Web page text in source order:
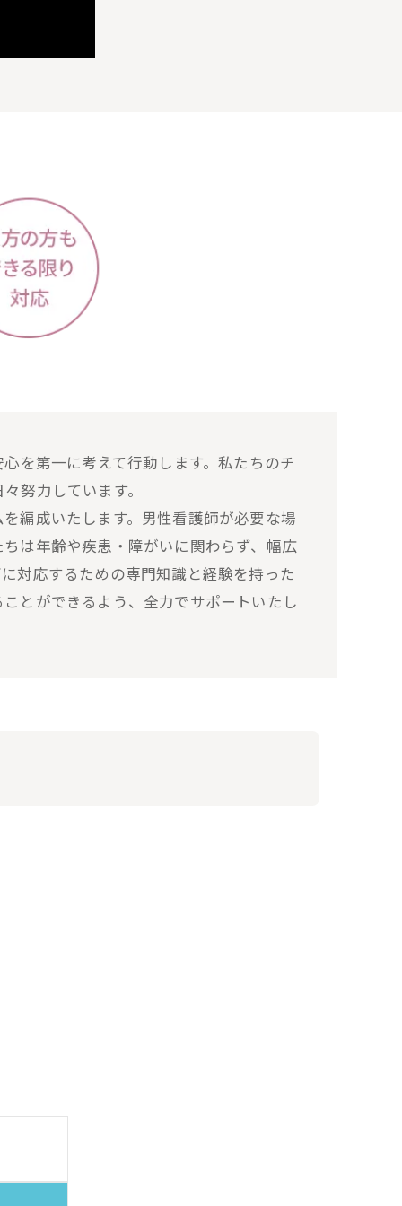
を第一に考えて行動します。私たちのチ
努力しています。
編成いたします。男性看護師が必要な場
は年齢や疾患・障がいに関わらず、幅広
対応するための専門知識と経験を持った
とができるよう、全力でサポートいたし